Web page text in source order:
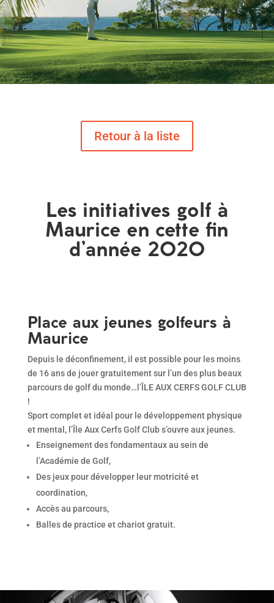
Les initiatives golf à
Maurice en cette fin
d’année 2020
Place aux jeunes golfeurs à
Maurice
Depuis le déconfinement, il est possible pour les moins
de 16 ans de jouer gratuitement sur l’un des plus beaux
parcours de golf du monde…l’ÎLE AUX CERFS GOLF CLUB
!
Sport complet et idéal pour le développement physique
et mental, l’Île Aux Cerfs Golf Club s’ouvre aux jeunes.
Enseignement des fondamentaux au sein de
l’Académie de Golf,
Des jeux pour développer leur motricité et
coordination,
Accès au parcours,
Balles de practice et chariot gratuit.